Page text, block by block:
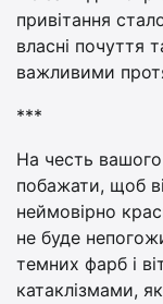
привітання
власні почуття
важливими
***
На честь вашого
побажати, щоб
неймовірно
не буде
темних фарб і
катаклізмами,